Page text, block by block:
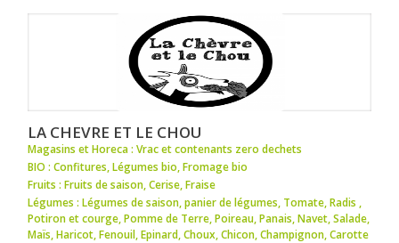
LA CHEVRE ET LE CHOU
Magasins et Horeca : Vrac et contenants zero dechets
BIO : Confitures,Légumes bio,Fromage bio
Fruits : Fruits de saison,Cerise,Fraise
Légumes : Légumes de saison,panier de légumes, Tomate,Radis ,
Potiron et courge,Pomme de Terre,Poireau,Panais,Navet,Salade,
Maïs,Haricot,Fenouil,Epinard,Choux,Chicon,Champignon,Carotte